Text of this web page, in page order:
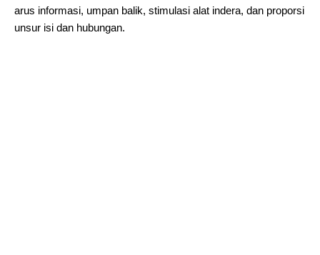
arus informasi, umpan balik, stimulasi alat indera, dan proporsi
unsur isi dan hubungan.